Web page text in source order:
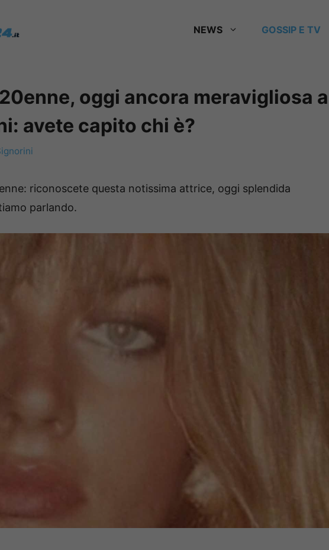
NEWS GOSSIP E TV
oggi ancora meravigliosa a
avete capito chi è?
riconoscete questa notissima attrice, oggi splendida
parlando.